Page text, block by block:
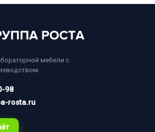
мебели с
98
rosta.ru